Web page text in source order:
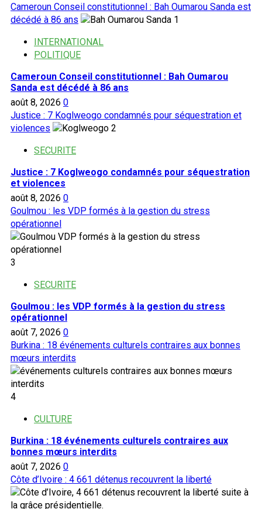
Cameroun Conseil constitutionnel : Bah Oumarou Sanda est
décédé à 86 ans
1
INTERNATIONAL
POLITIQUE
Cameroun Conseil constitutionnel : Bah Oumarou
Sanda est décédé à 86 ans
août 8, 2026 0
Justice : 7 Koglweogo condamnés pour séquestration et
violences
2
SECURITE
Justice : 7 Koglweogo condamnés pour séquestration
et violences
août 8, 2026 0
Goulmou : les VDP formés à la gestion du stress
opérationnel
3
SECURITE
Goulmou : les VDP formés à la gestion du stress
opérationnel
août 7, 2026 0
Burkina : 18 événements culturels contraires aux bonnes
mœurs interdits
4
CULTURE
Burkina : 18 événements culturels contraires aux
bonnes mœurs interdits
août 7, 2026 0
Côte d’Ivoire : 4 661 détenus recouvrent la liberté